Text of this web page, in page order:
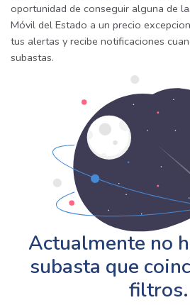
oportunidad de conseguir alguna de
Móvil del Estado a un precio
tus alertas y recibe notificaciones
subastas.
Actualmente no
subasta que
filtros.